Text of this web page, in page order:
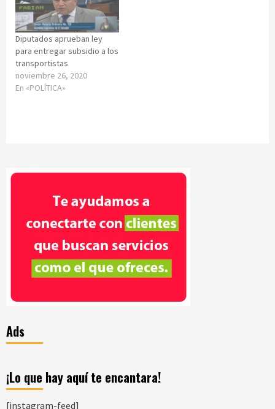
Diputados aprueban ley
para entregar subsidio a los
transportistas
noviembre 26, 2020
En «POLÍTICA»
Ads
¡Lo que hay aquí te encantara!
[instagram-feed]